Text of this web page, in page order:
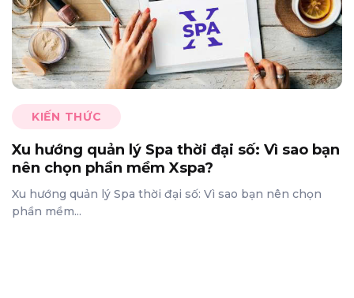
KIẾN THỨC
Xu hướng quản lý Spa thời đại số: Vì sao bạn
nên chọn phần mềm Xspa?
Xu hướng quản lý Spa thời đại số: Vì sao bạn nên chọn
phần mềm...